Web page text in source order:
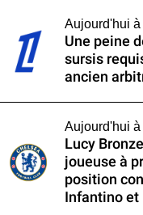
Aujourd'hui à
Une peine
sursis
ancien
Aujourd'hui à
Lucy
joueuse à
position
Infantino et